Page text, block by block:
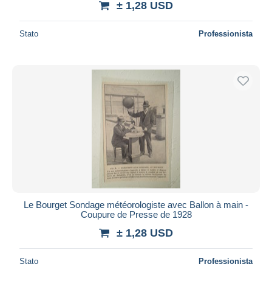
± 1,28 USD
Stato Professionista
Le Bourget Sondage météorologiste avec Ballon à main -
Coupure de Presse de 1928
± 1,28 USD
Stato Professionista